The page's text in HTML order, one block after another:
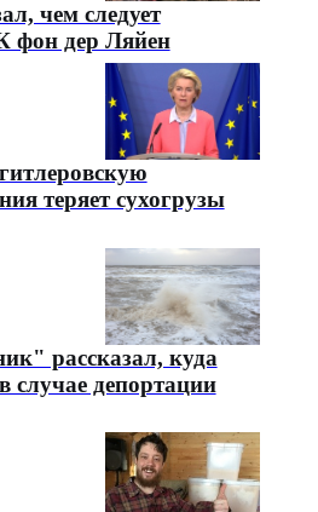
чем следует
фон дер Ляйен
теряет сухогрузы
рассказал, куда
случае депортации